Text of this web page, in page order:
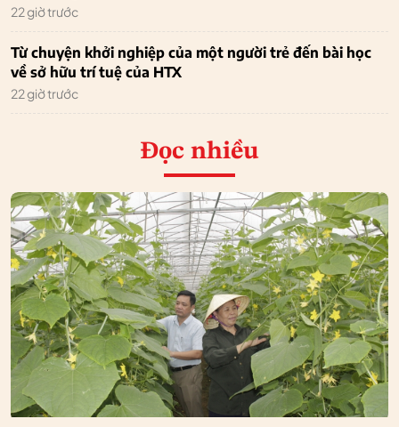
22 giờ trước
Từ chuyện khởi nghiệp của một người trẻ đến bài học
về sở hữu trí tuệ của HTX
22 giờ trước
Đọc nhiều